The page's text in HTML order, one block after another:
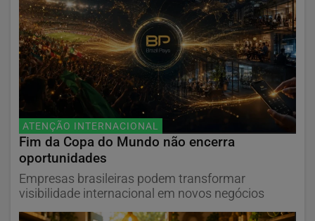
ATENÇÃO INTERNACIONAL
Fim da Copa do Mundo não encerra
oportunidades
Empresas brasileiras podem transformar
visibilidade internacional em novos negócios